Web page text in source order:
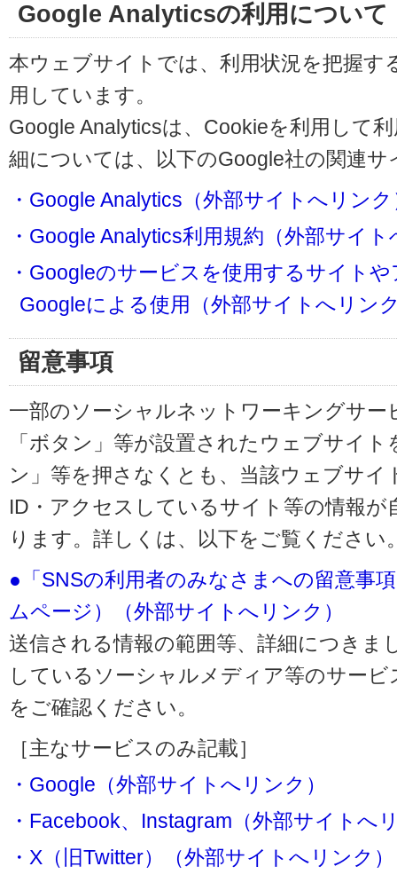
Google Analyticsの利用について
本ウェブサイトでは、利用状況を把握す
用しています。
Google Analyticsは、Cookieを利用して
細については、以下のGoogle社の関連
・Google Analytics（外部サイトへリンク
・Google Analytics利用規約（外部サイ
・Googleのサービスを使用するサイト
Googleによる使用（外部サイトへリン
留意事項
一部のソーシャルネットワーキングサー
「ボタン」等が設置されたウェブサイ
ン」等を押さなくとも、当該ウェブサイ
ID・アクセスしているサイト等の情報
ります。詳しくは、以下をご覧ください
●「SNSの利用者のみなさまへの留意事
ムページ）（外部サイトへリンク）
送信される情報の範囲等、詳細につきま
しているソーシャルメディア等のサー
をご確認ください。
［主なサービスのみ記載］
・Google（外部サイトへリンク）
・Facebook、Instagram（外部サイトへ
・X（旧Twitter）（外部サイトへリンク）